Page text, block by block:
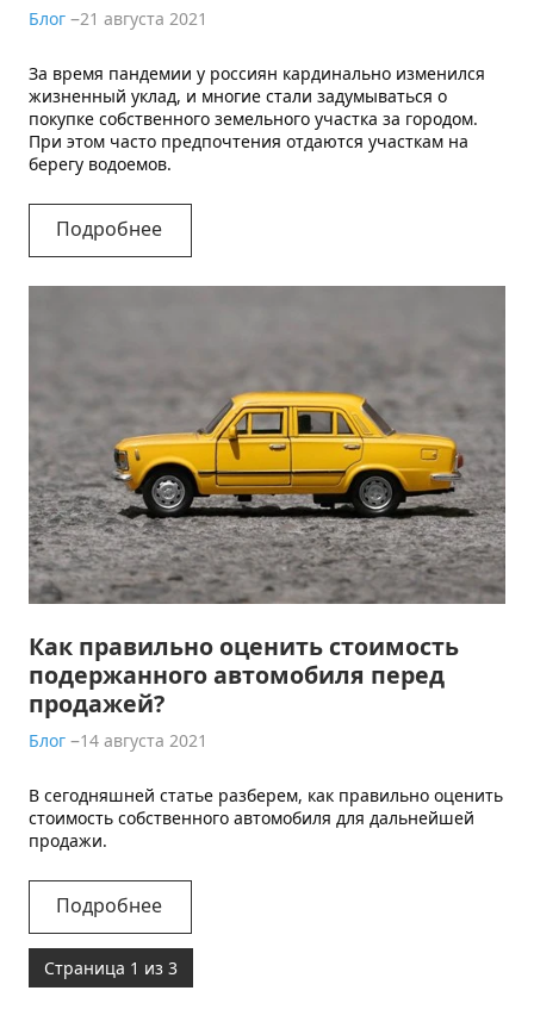
Блог 21 августа 2021
За время пандемии у россиян кардинально изменился
жизненный уклад, и многие стали задумываться о
покупке собственного земельного участка за городом.
При этом часто предпочтения отдаются участкам на
берегу водоемов.
Подробнее
Как правильно оценить стоимость
подержанного автомобиля перед
продажей?
Блог 14 августа 2021
В сегодняшней статье разберем, как правильно оценить
стоимость собственного автомобиля для дальнейшей
продажи.
Подробнее
Страница 1 из 3